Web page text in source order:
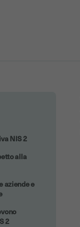
NIS 2
alla
aziende e
2